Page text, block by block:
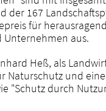
der 167
für
aus.
Heß, als
Naturschutz und
"Schutz durch